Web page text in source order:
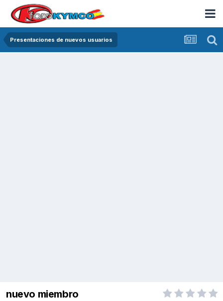
Presentaciones de nuevos usuarios
nuevo miembro